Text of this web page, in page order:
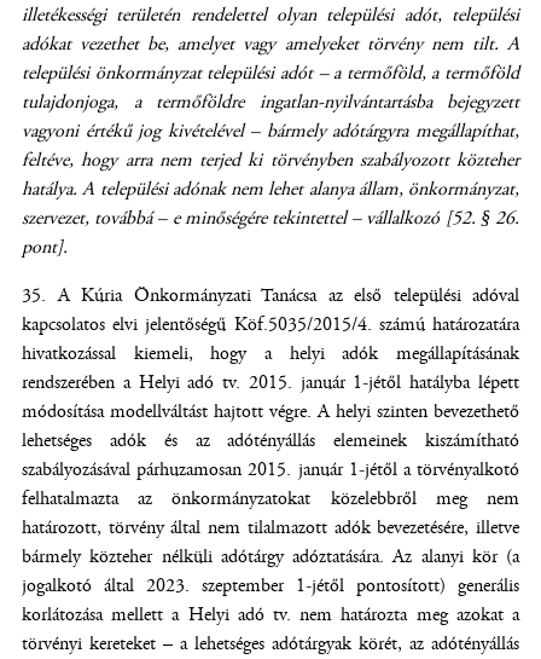
illetékességi területén rendelettel olyan települési adót, települési
adókat vezethet be, amelyet vagy amelyeket törvény nem tilt. A
települési önkormányzat települési adót – a termőföld, a termőföld
tulajdonjoga, a termőföldre ingatlan-nyilvántartásba bejegyzett
vagyoni értékű jog kivételével – bármely adótárgyra megállapíthat,
feltéve, hogy arra nem terjed ki törvényben szabályozott közteher
hatálya. A települési adónak nem lehet alanya állam, önkormányzat,
szervezet, továbbá – e minőségére tekintettel – vállalkozó [52. § 26.
pont].
A Kúria Önkormányzati Tanácsa az első települési adóval
kapcsolatos elvi jelentőségű Köf.5035/2015/4. számú határozatára
hivatkozással kiemeli, hogy a helyi adók megállapításának
rendszerében a Helyi adó tv. 2015. január 1-jétől hatályba lépett
módosítása modellváltást hajtott végre. A helyi szinten bevezethető
lehetséges adók és az adótényállás elemeinek kiszámítható
szabályozásával párhuzamosan 2015. január 1-jétől a törvényalkotó
felhatalmazta az önkormányzatokat közelebbről meg nem
határozott, törvény által nem tilalmazott adók bevezetésére, illetve
bármely közteher nélküli adótárgy adóztatására. Az alanyi kör (a
jogalkotó által 2023. szeptember 1-jétől pontosított) generális
korlátozása mellett a Helyi adó tv. nem határozta meg azokat a
törvényi kereteket – a lehetséges adótárgyak körét, az adótényállás